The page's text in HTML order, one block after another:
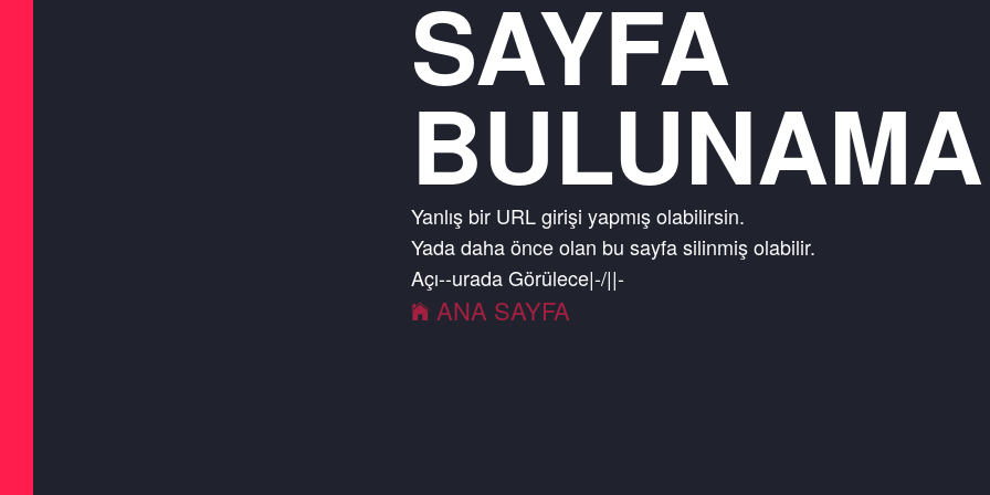
SAYFA
Yanlış bir URL girişi yapmış olabilirsin.
Yada daha önce olan bu sayfa silinmiş olabilir.
Açık--urada Görülecek Bir Ş
ANA SAYFA